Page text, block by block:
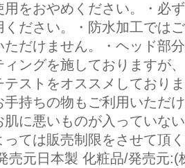
用をおやめください。・必
ください。・防水加工では
ただけません。・ヘッド部
ィングを施しておりますが
テストをオススメしており
手持ちの物もご利用いただ
肌に悪いものが入っていな
っては販売制限をさせて頂
売元日本製 化粧品/発売元